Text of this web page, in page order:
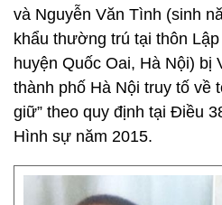
và Nguyễn Văn Tình (sinh
khẩu thường trú tại thôn
huyện Quốc Oai, Hà Nội) bị
thành phố Hà Nội truy tố về
giữ” theo quy định tại Điều
Hình sự năm 2015.